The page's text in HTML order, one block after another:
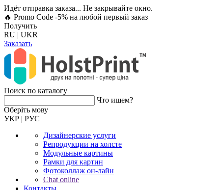
Идёт отправка заказа... Не закрывайте окно.
🔥 Promo Code -5% на любой первый заказ
Получить
RU | UKR
Заказать
Поиск по каталогу
Что ищем?
Оберiть мову
УКР | РУС
Дизайнерские услуги
Репродукции на холсте
Модульные картины
Рамки для картин
Фотоколлаж он-лайн
Chat online
Контакты